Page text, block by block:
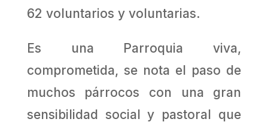
62 voluntarios y voluntarias.
Es una Parroquia viva,
comprometida, se nota el paso de
muchos párrocos con una gran
sensibilidad social y pastoral que